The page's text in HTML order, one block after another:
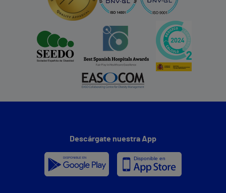
Descárgate nuestra App